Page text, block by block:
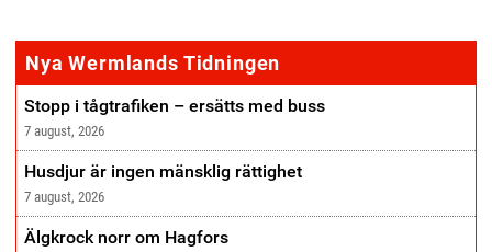
Nya Wermlands Tidningen
Stopp i tågtrafiken – ersätts med buss
7 august, 2026
Husdjur är ingen mänsklig rättighet
7 august, 2026
Älgkrock norr om Hagfors